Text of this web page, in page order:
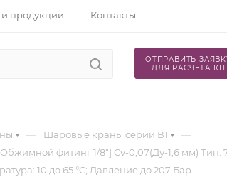
продукции Контакты
ОТПРАВИТЬ
ДЛЯ РАСЧЕТА КП
— Шаровые краны серии В1 —
фитинг 1/8"] Cv-0,07(Ду-1,6 мм)
10 до 65 °C; Давление до 207 Бар